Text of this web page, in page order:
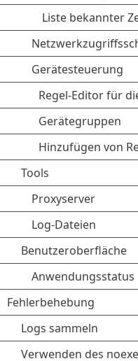
Liste bekannter
Gerätesteuerung
Regel-Editor für
Gerätegruppen
Hinzufügen von
Tools
Proxyserver
Log-Dateien
Benutzeroberfläche
Anwendungsstatus
Fehlerbehebung
Logs sammeln
Verwenden des